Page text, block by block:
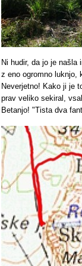
Ni hudir, da jo je
z eno ogromno luknjo,
Neverjetno! Kako ji je
prav veliko sekiral,
Betanjo! "Tista dva